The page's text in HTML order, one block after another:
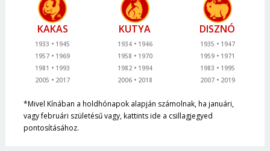
KAKAS
1933
1945
1957
1969
1981
1993
2005
2017
KUTYA
1934
1946
1958
1970
1982
1994
2006
2018
DISZNÓ
1935
1947
1959
1971
1983
1995
2007
2019
*Mivel Kínában a holdhónapok alapján számolnak, ha januári,
vagy februári születésű vagy, kattints ide a csillagjegyed
pontosításához.